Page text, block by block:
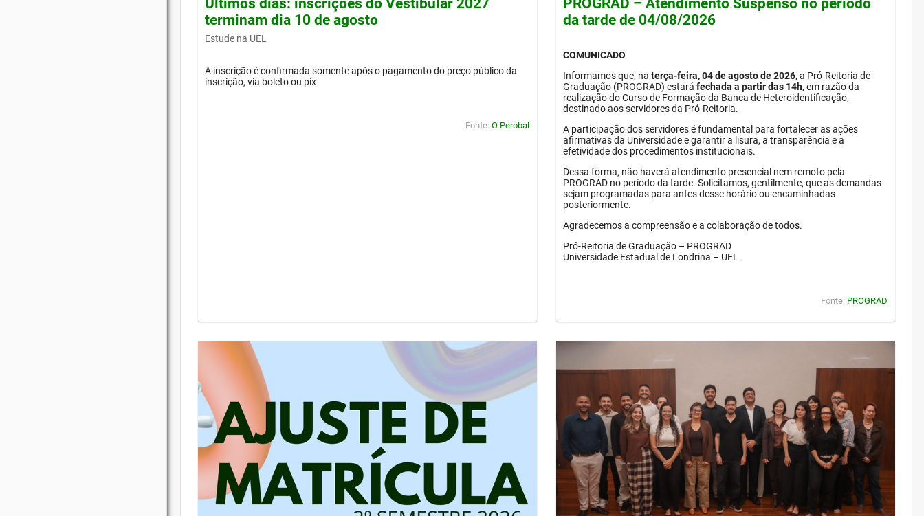
terminam dia 10 de agosto
Estude na UEL
A inscrição é confirmada somente após o pagamento do preço público da
inscrição, via boleto ou pix
Fonte: O Perobal
da tarde de 04/08/2026
COMUNICADO
Informamos que, na terça-feira, 04 de agosto de 2026, a Pró-Reitoria de
Graduação (PROGRAD) estará fechada a partir das 14h, em razão da
realização do Curso de Formação da Banca de Heteroidentificação,
destinado aos servidores da Pró-Reitoria.
A participação dos servidores é fundamental para fortalecer as ações
afirmativas da Universidade e garantir a lisura, a transparência e a
efetividade dos procedimentos institucionais.
Dessa forma, não haverá atendimento presencial nem remoto pela
PROGRAD no período da tarde. Solicitamos, gentilmente, que as demandas
sejam programadas para antes desse horário ou encaminhadas
posteriormente.
Agradecemos a compreensão e a colaboração de todos.
Pró-Reitoria de Graduação – PROGRAD
Universidade Estadual de Londrina – UEL
Fonte: PROGRAD